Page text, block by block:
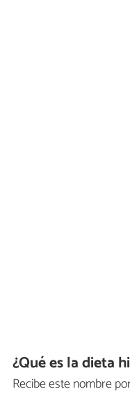
¿Qué es la dieta
Recibe este nombre